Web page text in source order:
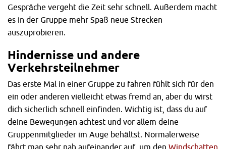
Gespräche vergeht die Zeit sehr schnell. Außerdem macht
es in der Gruppe mehr Spaß neue Strecken
auszuprobieren.
Hindernisse und andere
Verkehrsteilnehmer
Das erste Mal in einer Gruppe zu fahren fühlt sich für den
ein oder anderen vielleicht etwas fremd an, aber du wirst
dich sicherlich schnell einfinden. Wichtig ist, dass du auf
deine Bewegungen achtest und vor allem deine
Gruppenmitglieder im Auge behältst. Normalerweise
fährt man sehr nah aufeinander auf, um den Windschatten